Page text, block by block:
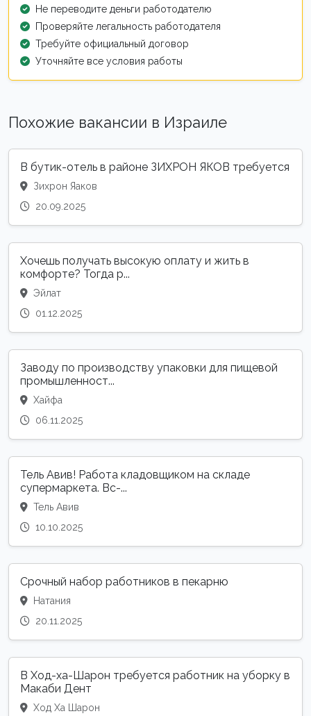
Не переводите деньги работодателю
Проверяйте легальность работодателя
Требуйте официальный договор
Уточняйте все условия работы
Похожие вакансии в Израиле
В бутик-отель в районе ЗИХРОН ЯКОВ требуется
Зихрон Яаков
20.09.2025
Хочешь получать высокую оплату и жить в
комфорте? Тогда р...
Эйлат
01.12.2025
Заводу по производству упаковки для пищевой
промышленност...
Хайфа
06.11.2025
Тель Авив! Работа кладовщиком на складе
супермаркета. Вс-...
Тель Авив
10.10.2025
Срочный набор работников в пекарню
Натания
20.11.2025
В Ход-ха-Шарон требуется работник на уборку в
Макаби Дент
Ход Ха Шарон